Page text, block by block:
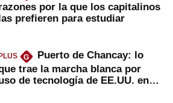
por la que los capitalinos
prefieren para estudiar
PLUS G
Puerto de Chancay: lo
trae la marcha blanca por
de tecnología de EE.UU. en